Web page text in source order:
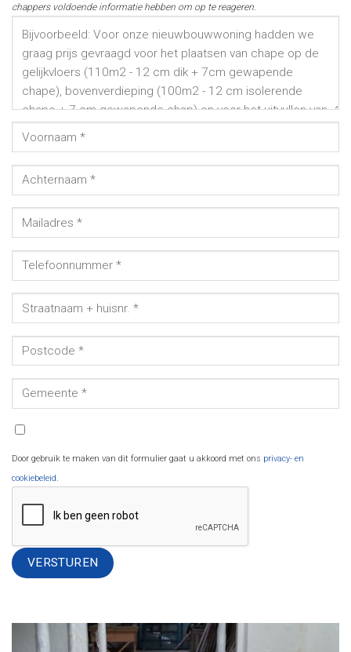
chappers voldoende informatie hebben om op te reageren.
Door gebruik te maken van dit formulier gaat u akkoord met ons privacy- en
cookiebeleid.